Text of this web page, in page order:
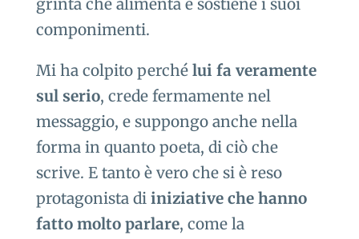
grinta che alimenta e sostiene i suoi
componimenti.
Mi ha colpito perché lui fa veramente
sul serio, crede fermamente nel
messaggio, e suppongo anche nella
forma in quanto poeta, di ciò che
scrive. E tanto è vero che si è reso
protagonista diiniziative che hanno
fatto molto parlare, come la